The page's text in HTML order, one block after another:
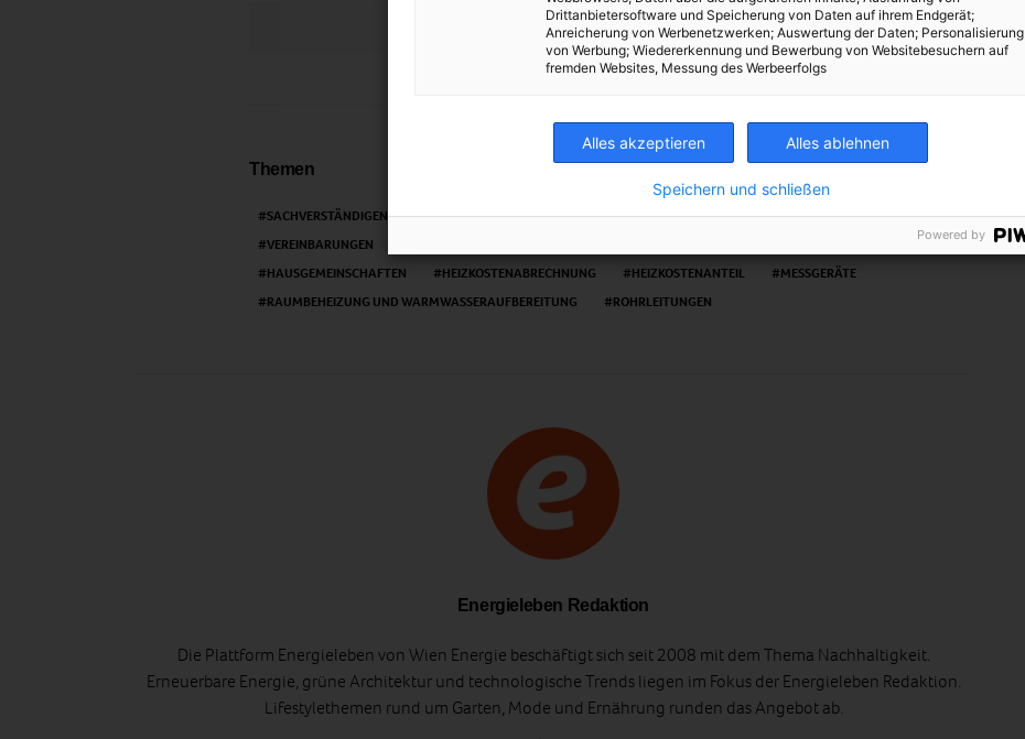
TWEET
Themen
SACHVERSTÄNDIGENGUTACHTEN ABRECHNUNG VERBRAUCHSERMITTLUNG
BEEINFLUSSBARKEIT
VEREINBARUNGEN
HAUSGEMEINSCHAFTEN
HEIZKOSTENABRECHNUNG HEIZKOSTENANTEIL
MESSGERÄTE
RAUMBEHEIZUNG UND WARMWASSERAUFBEREITUNG
ROHRLEITUNGEN
Energieleben Redaktion
Die Plattform Energieleben von Wien Energie beschäftigt sich seit 2008 mit dem Thema Nachhaltigkeit.
Erneuerbare Energie, grüne Architektur und technologische Trends liegen im Fokus der Energieleben Redaktion.
Lifestylethemen rund um Garten, Mode und Ernährung runden das Angebot ab.
Drittanbietersoftware und Speicherung von Daten auf ihrem Endgerät;
Anreicherung von Werbenetzwerken; Auswertung der Daten; Personalisierung
von Werbung; Wiedererkennung und Bewerbung von Websitebesuchern auf
fremden Websites, Messung des Werbeerfolgs
Alles akzeptieren Alles ablehnen
Speichern und schließen
Powered by